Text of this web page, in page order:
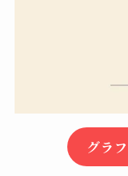
グラ